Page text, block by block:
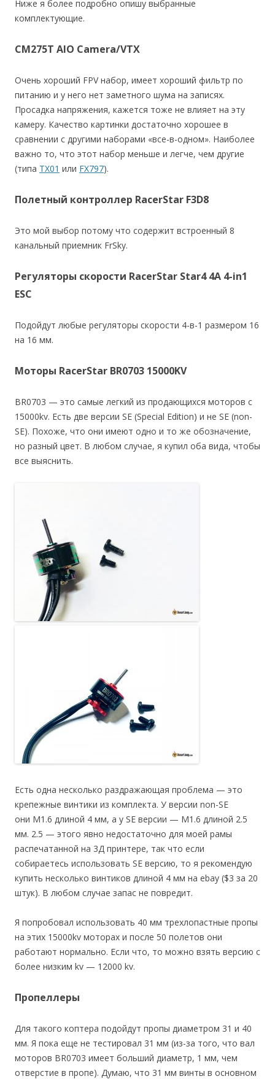
Ниже я более подробно опишу выбранные
комплектующие.
CM275T AIO Camera/VTX
Очень хороший FPV набор, имеет хороший фильтр по
питанию и у него нет заметного шума на записях.
Просадка напряжения, кажется тоже не влияет на эту
камеру. Качество картинки достаточно хорошее в
сравнении с другими наборами «все-в-одном». Наиболее
важно то, что этот набор меньше и легче, чем другие
(типа TX01 или FX797).
Полетный контроллер RacerStar F3D8
Это мой выбор потому что содержит встроенный 8
канальный приемник FrSky.
Регуляторы скорости RacerStar Star4 4A 4-in1
ESC
Подойдут любые регуляторы скорости 4-в-1 размером 16
на 16 мм.
Моторы RacerStar BR0703 15000KV
BR0703 — это самые легкий из продающихся моторов с
15000kv. Есть две версии SE (Special Edition) и не SE (non-
SE). Похоже, что они имеют одно и то же обозначение,
но разный цвет. В любом случае, я купил оба вида, чтобы
все выяснить.
Есть одна несколько раздражающая проблема — это
крепежные винтики из комплекта. У версии non-SE
они M1.6 длиной 4 мм, а у SE версии — M1.6 длиной 2.5
мм. 2.5 — этого явно недостаточно для моей рамы
распечатанной на 3Д принтере, так что если
собираетесь использовать SE версию, то я рекомендую
купить несколько винтиков длиной 4 мм на ebay ($3 за 20
штук). В любом случае запас не повредит.
Я попробовал использовать 40 мм трехлопастные пропы
на этих 15000kv моторах и после 50 полетов они
работают нормально. Если что, то можно взять версию с
более низким kv — 12000 kv.
Пропеллеры
Для такого коптера подойдут пропы диаметром 31 и 40
мм. Я пока еще не тестировал 31 мм (из-за того, что вал
моторов BR0703 имеет больший диаметр, 1 мм, чем
отверстие в пропе). Думаю, что 31 мм винты в основном